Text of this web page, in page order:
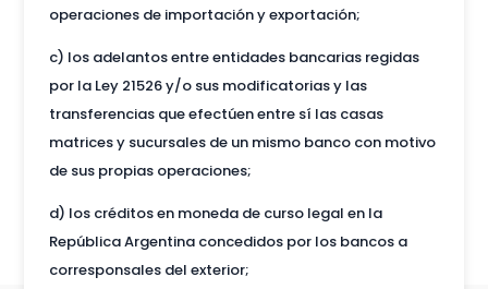
operaciones de importación y exportación;
c) los adelantos entre entidades bancarias regidas
por la Ley 21526 y/o sus modificatorias y las
transferencias que efectúen entre sí las casas
matrices y sucursales de un mismo banco con motivo
de sus propias operaciones;
d) los créditos en moneda de curso legal en la
República Argentina concedidos por los bancos a
corresponsales del exterior;